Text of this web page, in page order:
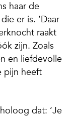
haar de
er is. ‘Daar
raakt
zijn. Zoals
en liefdevolle
pijn heeft
dat: ‘Je